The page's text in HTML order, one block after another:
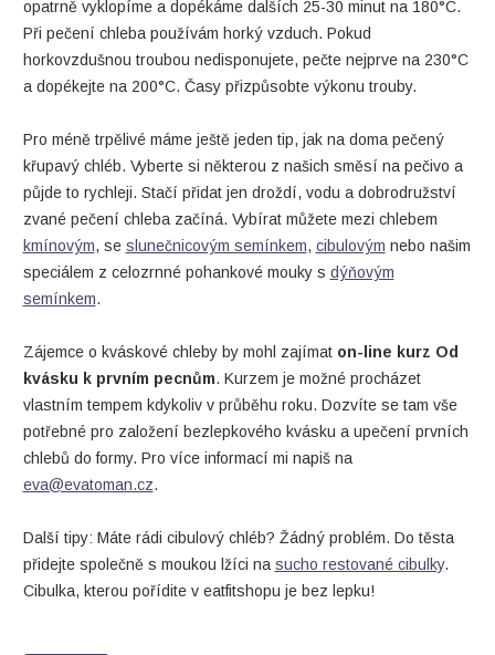
opatrně vyklopíme a dopékáme dalších 25-30 minut na 180°C.
Při pečení chleba používám horký vzduch. Pokud
horkovzdušnou troubou nedisponujete, pečte nejprve na 230°C
a dopékejte na 200°C. Časy přizpůsobte výkonu trouby.
Pro méně trpělivé máme ještě jeden tip, jak na doma pečený
křupavý chléb. Vyberte si některou z našich směsí na pečivo a
půjde to rychleji. Stačí přidat jen droždí, vodu a dobrodružství
zvané pečení chleba začíná. Vybírat můžete mezi chlebem
kmínovým, se slunečnicovým semínkem, cibulovým nebo našim
speciálem z celozrnné pohankové mouky s dýňovým
semínkem.
Zájemce o kváskové chleby by mohl zajímat on-line kurz Od
kvásku k prvním pecnům. Kurzem je možné procházet
vlastním tempem kdykoliv v průběhu roku. Dozvíte se tam vše
potřebné pro založení bezlepkového kvásku a upečení prvních
chlebů do formy. Pro více informací mi napiš na
eva@evatoman.cz.
Další tipy: Máte rádi cibulový chléb? Žádný problém. Do těsta
přidejte společně s moukou lžíci na sucho restované cibulky.
Cibulka, kterou pořídite v eatfitshopu je bez lepku!